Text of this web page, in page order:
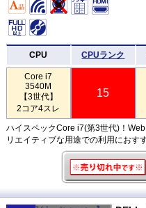
CPU CPUランク
Core i7
3540M
【3世代】
2コア4スレ
15
ハイスペックCore i7(第3世代)！
リエイティブな用途での利用におすす